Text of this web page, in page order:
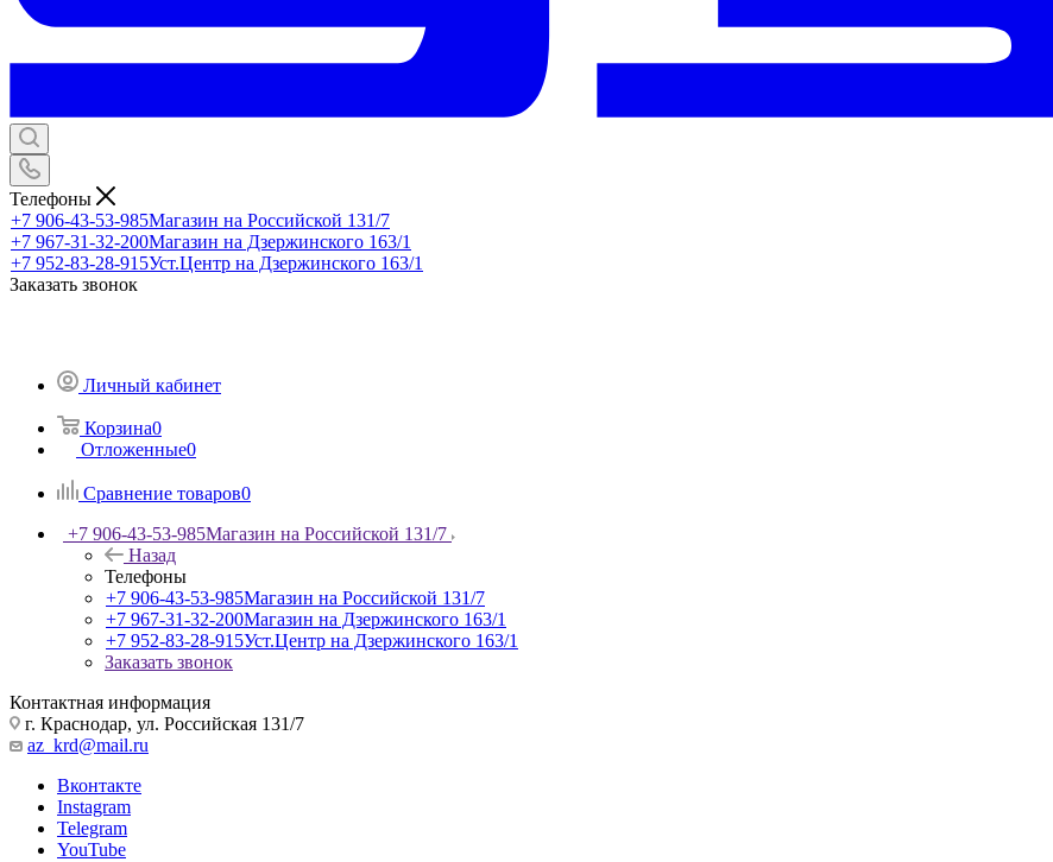
Телефоны
+7 906-43-53-985Магазин на Российской 131/7
+7 967-31-32-200Магазин на Дзержинского 163/1
+7 952-83-28-915Уст.Центр на Дзержинского 163/1
Заказать звонок
Личный кабинет
Корзина0
Отложенные0
Сравнение товаров0
+7 906-43-53-985Магазин на Российской 131/7
Назад
Телефоны
+7 906-43-53-985Магазин на Российской 131/7
+7 967-31-32-200Магазин на Дзержинского 163/1
+7 952-83-28-915Уст.Центр на Дзержинского 163/1
Заказать звонок
Контактная информация
г. Краснодар, ул. Российская 131/7
az_krd@mail.ru
Вконтакте
Instagram
Telegram
YouTube